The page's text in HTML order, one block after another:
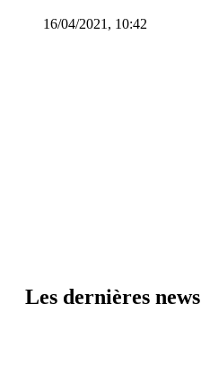
16/04/2021, 10:42
Les dernières news